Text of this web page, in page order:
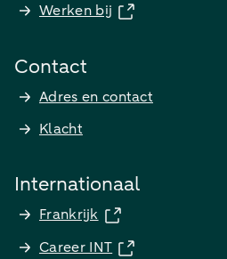
Werken bij
Contact
Adres en contact
Klacht
Internationaal
Frankrijk
Career INT